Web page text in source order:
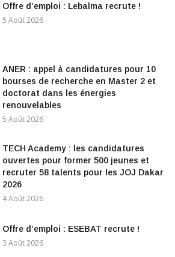
Offre d’emploi : Lebalma recrute !
5 Août 2026
ANER : appel à candidatures pour 10
bourses de recherche en Master 2 et
doctorat dans les énergies
renouvelables
5 Août 2026
TECH Academy : les candidatures
ouvertes pour former 500 jeunes et
recruter 58 talents pour les JOJ Dakar
2026
4 Août 2026
Offre d’emploi : ESEBAT recrute !
3 Août 2026